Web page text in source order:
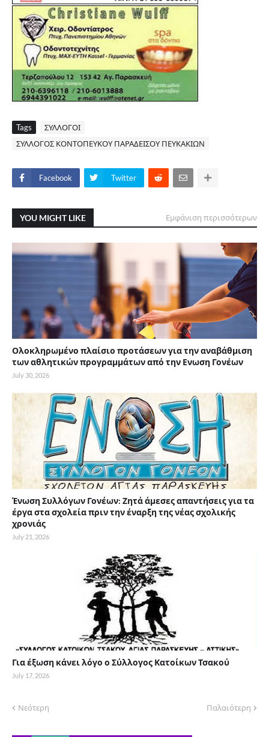
Tags
ΣΥΛΛΟΓΟΙ
ΣΥΛΛΟΓΟΣ ΚΟΝΤΟΠΕΥΚΟΥ ΠΑΡΑΔΕΙΣΟΥ ΠΕΥΚΑΚΙΩΝ
Facebook Twitter
YOU MIGHT LIKE Εμφάνιση περισσότερων
Ολοκληρωμένο πλαίσιο προτάσεων για την αναβάθμιση
των αθλητικών προγραμμάτων από την Ενωση Γονέων
July 30, 2026
Ένωση Συλλόγων Γονέων: Ζητά άμεσες απαντήσεις για τα
έργα στα σχολεία πριν την έναρξη της νέας σχολικής
χρονιάς
July 21, 2026
Για έξωση κάνει λόγο ο Σύλλογος Κατοίκων Τσακού
July 17, 2026
Νεότερη Παλαιότερη